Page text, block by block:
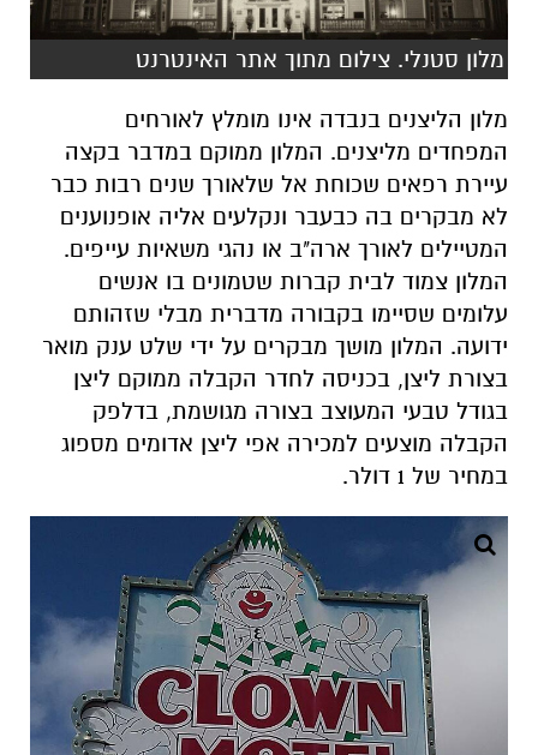
מלון סטנלי. צילום מתוך אתר האינטרנט
מלון הליצנים בנבדה אינו מומלץ לאורחים
המפחדים מליצנים. המלון ממוקם במדבר בקצה
עיירת רפאים שכוחת אל שלאורך שנים רבות כבר
לא מבקרים בה כבעבר ונקלעים אליה אופנוענים
המטיילים לאורך ארה"ב או נהגי משאיות עייפים.
המלון צמוד לבית קברות שטמונים בו אנשים
עלומים שסיימו בקבורה מדברית מבלי שזהותם
ידועה. המלון מושך מבקרים על ידי שלט ענק מואר
בצורת ליצן, בכניסה לחדר הקבלה ממוקם ליצן
בגודל טבעי המעוצב בצורה מגושמת, בדלפק
הקבלה מוצעים למכירה אפי ליצן אדומים מספוג
במחיר של 1 דולר.